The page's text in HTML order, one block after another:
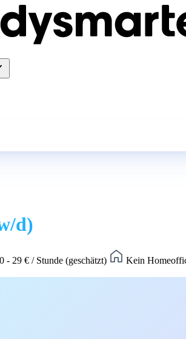
d)
- 29 € / Stunde (geschätzt)
Kein